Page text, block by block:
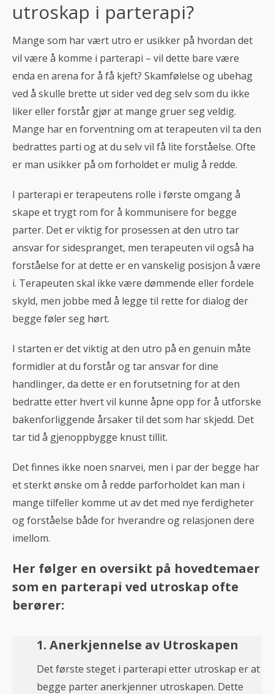
utroskap i parterapi?
Mange som har vært utro er usikker på hvordan det
vil være å komme i parterapi – vil dette bare være
enda en arena for å få kjeft? Skamfølelse og ubehag
ved å skulle brette ut sider ved deg selv som du ikke
liker eller forstår gjør at mange gruer seg veldig.
Mange har en forventning om at terapeuten vil ta den
bedrattes parti og at du selv vil få lite forståelse. Ofte
er man usikker på om forholdet er mulig å redde.
I parterapi er terapeutens rolle i første omgang å
skape et trygt rom for å kommunisere for begge
parter. Det er viktig for prosessen at den utro tar
ansvar for sidespranget, men terapeuten vil også ha
forståelse for at dette er en vanskelig posisjon å være
i. Terapeuten skal ikke være dømmende eller fordele
skyld, men jobbe med å legge til rette for dialog der
begge føler seg hørt.
I starten er det viktig at den utro på en genuin måte
formidler at du forstår og tar ansvar for dine
handlinger, da dette er en forutsetning for at den
bedratte etter hvert vil kunne åpne opp for å utforske
bakenforliggende årsaker til det som har skjedd. Det
tar tid å gjenoppbygge knust tillit.
Det finnes ikke noen snarvei, men i par der begge har
et sterkt ønske om å redde parforholdet kan man i
mange tilfeller komme ut av det med nye ferdigheter
og forståelse både for hverandre og relasjonen dere
imellom.
Her følger en oversikt på hovedtemaer
som en parterapi ved utroskap ofte
berører:
1. Anerkjennelse av Utroskapen
Det første steget i parterapi etter utroskap er at
begge parter anerkjenner utroskapen. Dette